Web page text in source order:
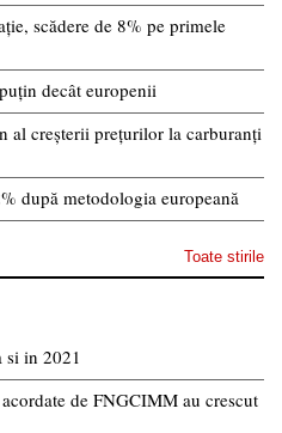
scădere de 8% pe primele
decât europenii
al creșterii prețurilor la carburanți
după metodologia europeană
Toate stirile
si in 2021
de FNGCIMM au crescut